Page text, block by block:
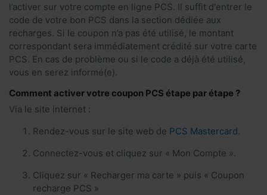
l’activer sur votre compte en ligne PCS. Il suffit d'entrer le
code de votre bon PCS dans la section dédiée aux
recharges. Si le coupon n’a pas été utilisé, le montant
correspondant sera immédiatement crédité sur votre carte
PCS. En cas de problème ou si le code a déjà été utilisé,
vous en serez informé(e).
Comment activer votre coupon PCS étape par étape ?
Via le site internet :
Rendez-vous sur le site web de PCS Mastercard.
Connectez-vous et cliquez sur « Mon Compte ».
Cliquez sur « Recharger ma carte » puis « Coupon
recharge PCS »